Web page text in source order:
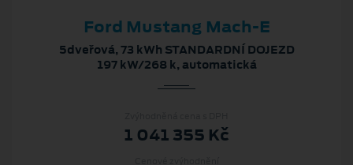
Ford Mustang Mach-E
5dveřová, 73 kWh STANDARDNÍ DOJEZD
197 kW/268 k, automatická
1 041 355 Kč